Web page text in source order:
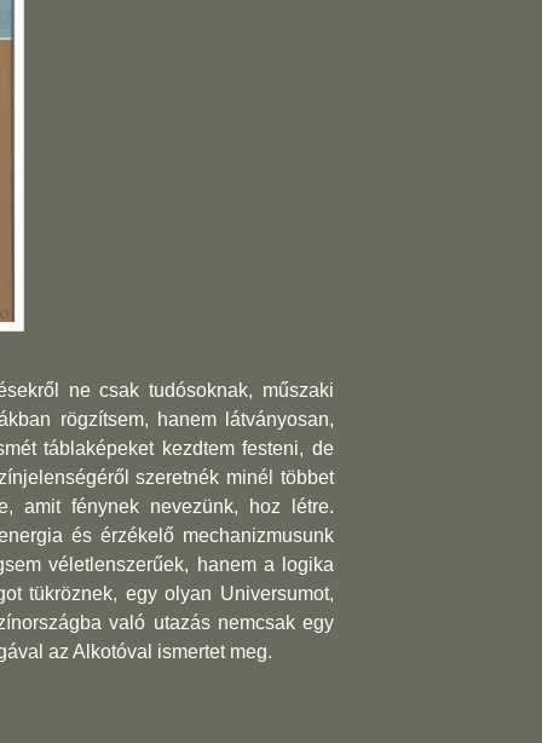
ne csak tudósoknak, műszaki
rögzítsem, ha­nem látványosan,
táblaképeket kezdtem festeni, de
szeretnék minél többet
amit fénynek nevezünk, hoz létre.
és érzékelő mechanizmusunk
véletlenszerűek, hanem a logika
tükröznek, egy olyan Universumot,
való utazás nemcsak egy
az Alkotóval ismertet meg.